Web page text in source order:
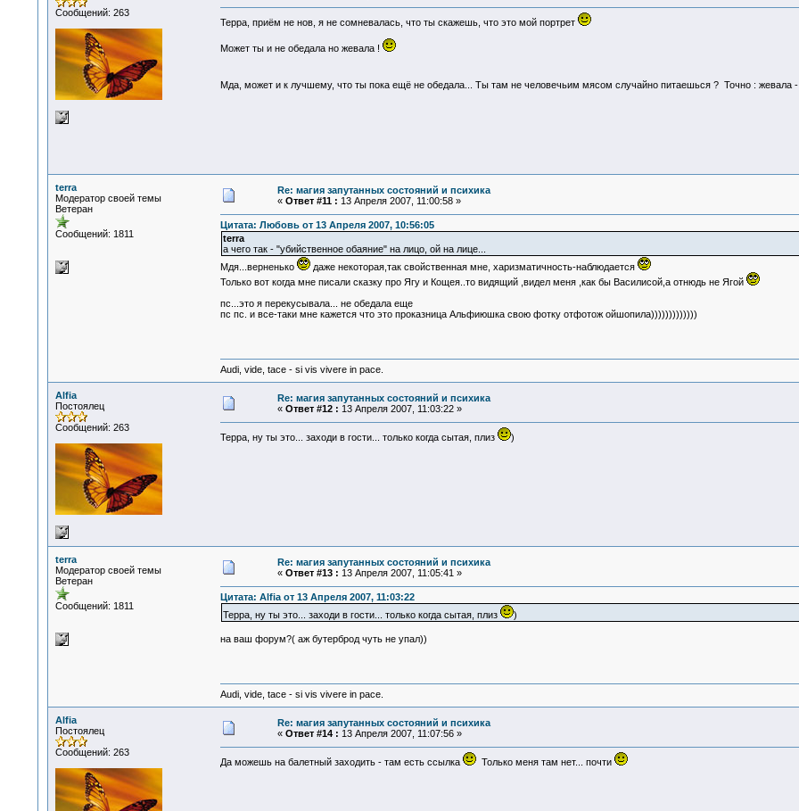
Сообщений: 263
Терра, приём не нов, я не сомневалась, что ты скажешь, что это мой портрет
Может ты и не обедала но жевала !
Мда, может и к лучшему, что ты пока ещё не обедала... Ты там не человечьим мясом случайно питаешься ? Точно : жевала
terra
Модератор своей темы
Ветеран
Сообщений: 1811
Re: магия запутанных состояний и психика
« Ответ #11 : 13 Апреля 2007, 11:00:58 »
Цитата: Любовь от 13 Апреля 2007, 10:56:05
terra
а чего так - "убийственное обаяние" на лицо, ой на лице...
Мдя...верненько
даже некоторая,так свойственная мне, харизматичность-наблюдается
Только вот когда мне писали сказку про Ягу и Кощея..то видящий ,видел меня ,как бы Василисой,а отнюдь не Ягой
пс...это я перекусывала... не обедала еще
пс пс. и все-таки мне кажется что это проказница Альфиюшка свою фотку отфотож ойшопила)))))))))))))
Audi, vide, tace - si vis vivere in pace.
Alfia
Постоялец
Сообщений: 263
Re: магия запутанных состояний и психика
« Ответ #12 : 13 Апреля 2007, 11:03:22 »
Терра, ну ты это... заходи в гости... только когда сытая, плиз )
terra
Модератор своей темы
Ветеран
Сообщений: 1811
Re: магия запутанных состояний и психика
« Ответ #13 : 13 Апреля 2007, 11:05:41 »
Цитата: Alfia от 13 Апреля 2007, 11:03:22
Терра, ну ты это... заходи в гости... только когда сытая, плиз
)
на ваш форум?( аж бутерброд чуть не упал))
Audi, vide, tace - si vis vivere in pace.
Alfia
Постоялец
Сообщений: 263
Re: магия запутанных состояний и психика
« Ответ #14 : 13 Апреля 2007, 11:07:56 »
Да можешь на балетный заходить - там есть ссылка Только меня там нет... почти